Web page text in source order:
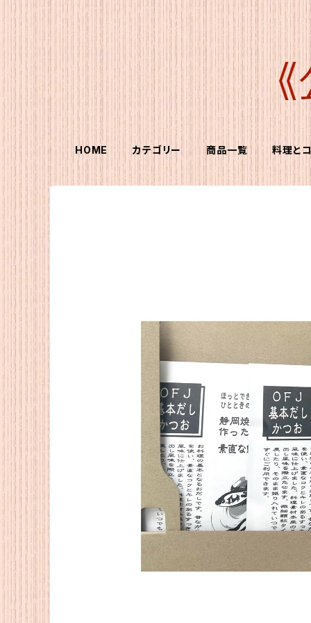
HOME カテゴリー 商品一覧 料理と